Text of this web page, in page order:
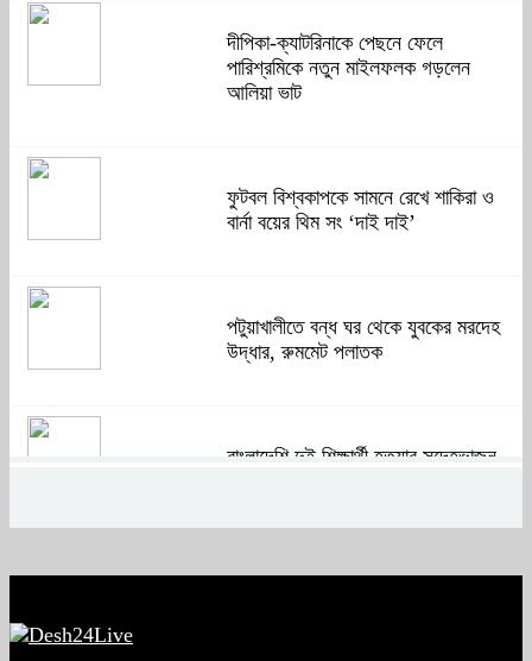
দীপিকা-ক্যাটরিনাকে পেছনে ফেলে
পারিশ্রমিকে নতুন মাইলফলক গড়লেন
আলিয়া ভাট
ফুটবল বিশ্বকাপকে সামনে রেখে শাকিরা ও
বার্না বয়ের থিম সং ‘দাই দাই’
পটুয়াখালীতে বন্ধ ঘর থেকে যুবকের মরদেহ
উদ্ধার, রুমমেট পলাতক
বাংলাদেশি দুই শিক্ষার্থী হত্যার সন্দেহভাজন